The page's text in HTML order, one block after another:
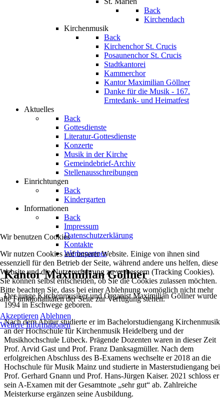
Back
Kirchendach
Kirchenmusik
Back
Kirchenchor St. Crucis
Posaunenchor St. Crucis
Stadtkantorei
Kammerchor
Kantor Maximilian Göllner
Danke für die Musik - 167.
Erntedank- und Heimatfest
Aktuelles
Back
Gottesdienste
Literatur-Gottesdienste
Konzerte
Musik in der Kirche
Gemeindebrief-Archiv
Stellenausschreibungen
Einrichtungen
Back
Kindergarten
Informationen
Back
Impressum
Datenschutzerklärung
Kontakte
Werbepartner
Kantor Maximilian Göllner
Der junge Kirchenmusiker und Organist Maximilian Göllner wurde
1994 in Eschwege geboren.
Nach dem Abitur studierte er im Bachelorstudiengang Kirchenmusik
an der Hochschule für Kirchenmusik Heidelberg und der
Musikhochschule Lübeck. Prägende Dozenten waren in dieser Zeit
Prof. Arvid Gast und Prof. Franz Danksagmüller. Nach dem
erfolgreichen Abschluss des B-Examens wechselte er 2018 an die
Hochschule für Musik Mainz und studierte in Masterstudiengang bei
Prof. Gerhard Gnann und Prof. Hans-Jürgen Kaiser. 2021 schloss er
sein A-Examen mit der Gesamtnote „sehr gut“ ab. Zahlreiche
Meisterkurse ergänzen seine Ausbildung.
Wir benutzen Cookies
Wir nutzen Cookies auf unserer Website. Einige von ihnen sind
essenziell für den Betrieb der Seite, während andere uns helfen, diese
Website und die Nutzererfahrung zu verbessern (Tracking Cookies).
Sie können selbst entscheiden, ob Sie die Cookies zulassen möchten.
Bitte beachten Sie, dass bei einer Ablehnung womöglich nicht mehr
alle Funktionalitäten der Seite zur Verfügung stehen.
Akzeptieren Ablehnen
Weitere Informationen